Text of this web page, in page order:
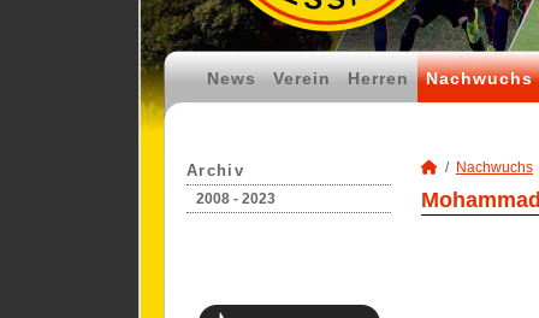
News Verein Herren Nachwuchs
Archiv
2008 - 2023
Nachwuchs